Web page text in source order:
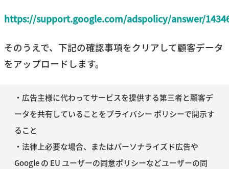
https://support.google.com/adspolicy/answer/
そのうえで、下記の確認事項をクリアして顧客データ
をアップロードします。
・広告主様に代わってサービスを提供する第三者と顧客デ
ータを共有していることをプライバシー ポリシーで開示す
ること
・法律上必要な場合、またはパーソナライズド広告や
Google の EU ユーザーの同意ポリシーなどユーザーの同